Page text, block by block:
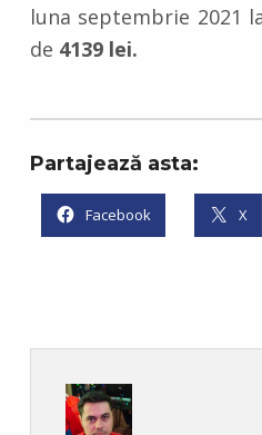
luna septembrie 2021
de 4139 lei.
Partajează asta:
Facebook X